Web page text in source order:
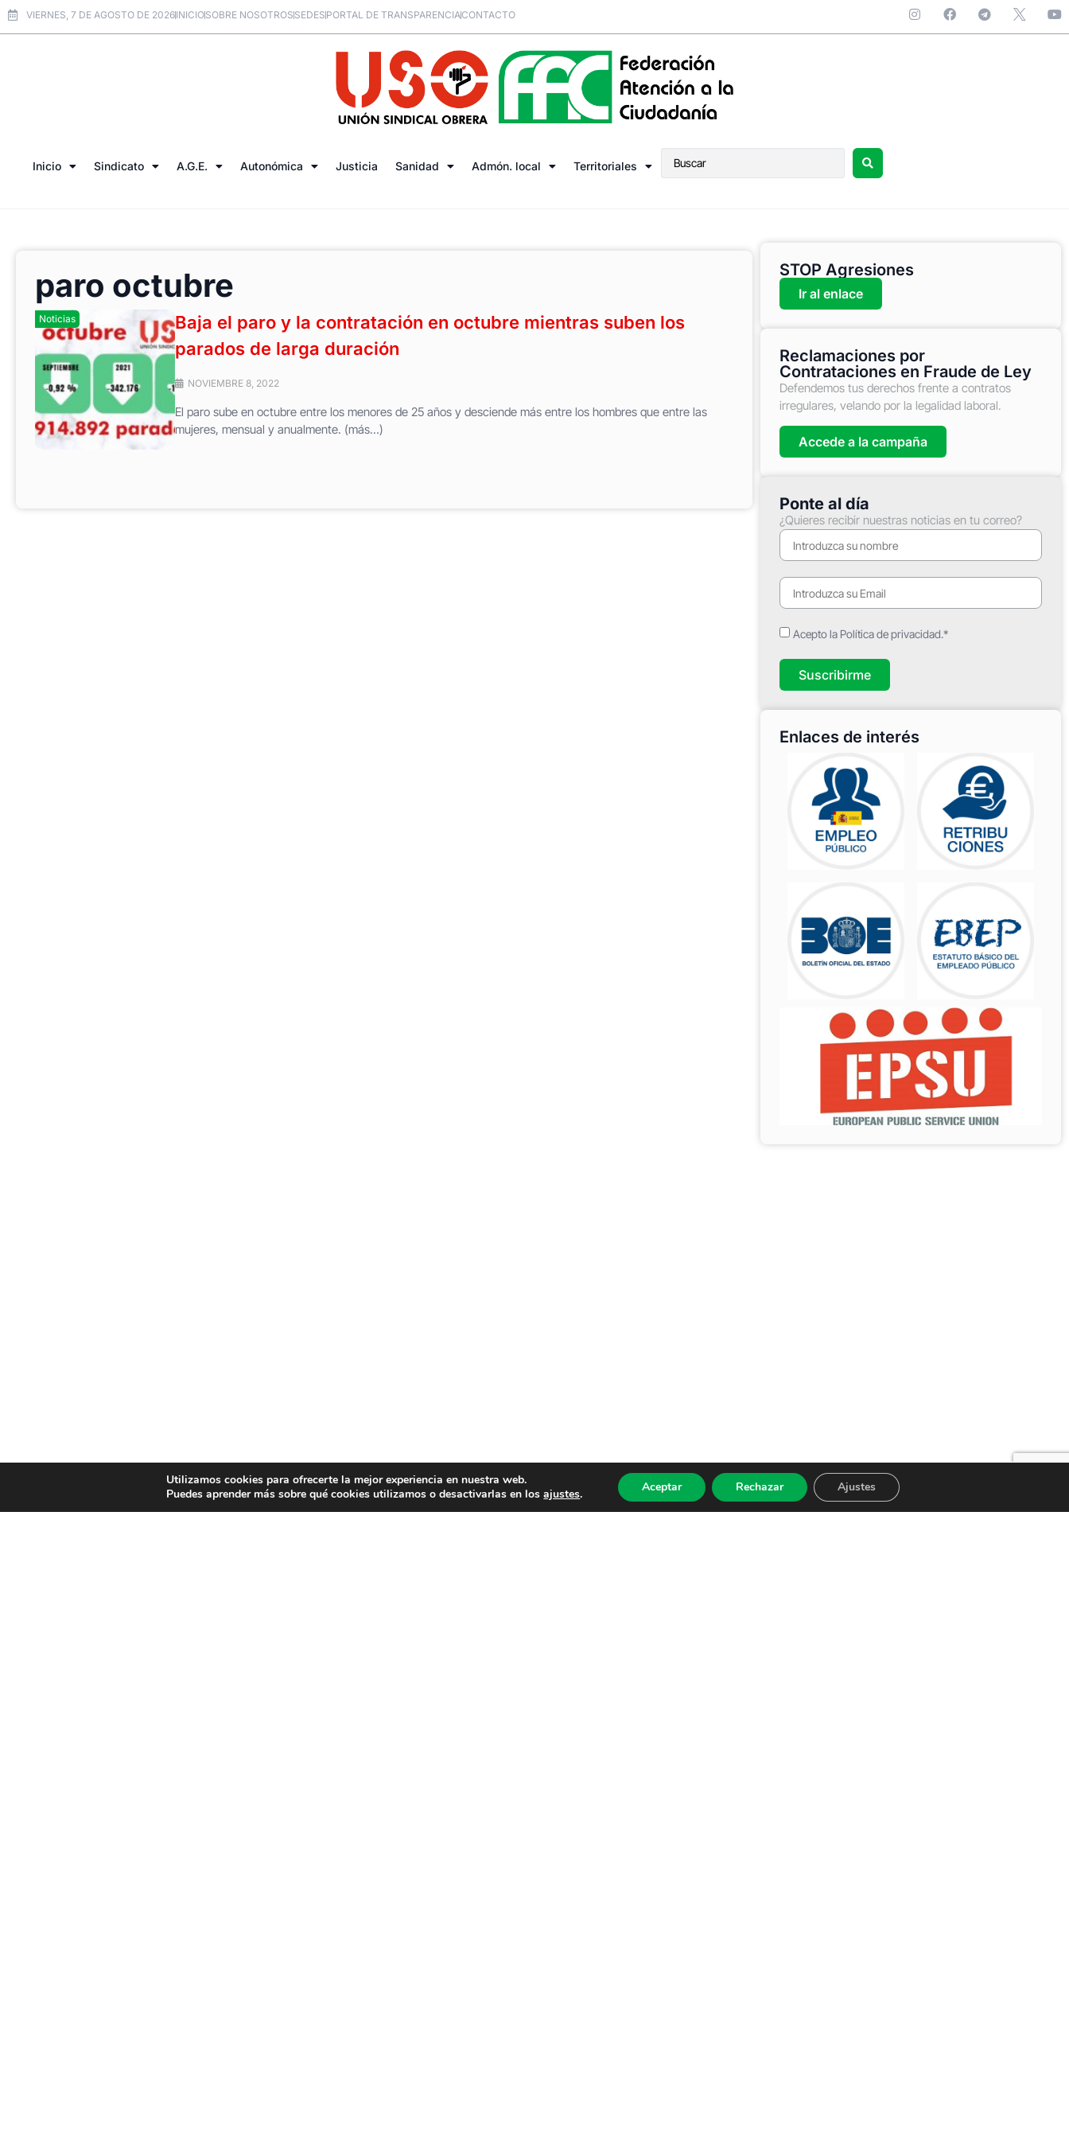
VIERNES, 7 DE AGOSTO DE 2026INICIOSOBRE NOSOTROSSEDESPORTAL DE TRANSPARENCIACONTACTO
Inicio Sindicato A.G.E. Autonómica Justicia Sanidad Admón. local Territoriales
paro octubre
Noticias
Baja el paro y la contratación en octubre mientras suben los
parados de larga duración
NOVIEMBRE 8, 2022
El paro sube en octubre entre los menores de 25 años y desciende más entre los hombres que entre las
mujeres, mensual y anualmente. (más…)
STOP Agresiones
Ir al enlace
Reclamaciones por
Contrataciones en Fraude de Ley
Defendemos tus derechos frente a contratos
irregulares, velando por la legalidad laboral.
Accede a la campaña
Ponte al día
¿Quieres recibir nuestras noticias en tu correo?
Acepto la Política de privacidad.*
Suscribirme
Enlaces de interés
Utilizamos cookies para ofrecerte la mejor experiencia en nuestra web.
Puedes aprender más sobre qué cookies utilizamos o desactivarlas en losajustes. Aceptar Rechazar Ajustes